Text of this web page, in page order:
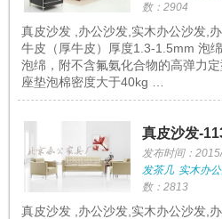
数：2904
真皮沙发 ,办公沙发,实木办公沙发,
牛皮（厚牛皮）厚度1.3-1.5mm 泡
泡绵，附不含氟氨化合物的高弹力
座垫泡棉密度大于40kg …
真皮沙发-
发布时间：
发茶几 实木办
数：2813
真皮沙发 ,办公沙发,实木办公沙发,